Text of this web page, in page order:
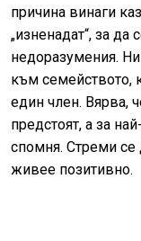
причина винаги
„изненадат“, за да
недоразумения.
към семейството,
един член. Вярва,
предстоят, а за
спомня. Стреми се
живее позитивно.